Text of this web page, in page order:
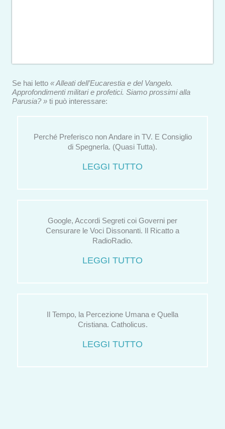
Se hai letto « Alleati dell’Eucarestia e del Vangelo.
Approfondimenti militari e profetici. Siamo prossimi alla
Parusia? » ti può interessare:
Perché Preferisco non Andare in TV. E Consiglio
di Spegnerla. (Quasi Tutta).
LEGGI TUTTO
Google, Accordi Segreti coi Governi per
Censurare le Voci Dissonanti. Il Ricatto a
RadioRadio.
LEGGI TUTTO
Il Tempo, la Percezione Umana e Quella
Cristiana. Catholicus.
LEGGI TUTTO